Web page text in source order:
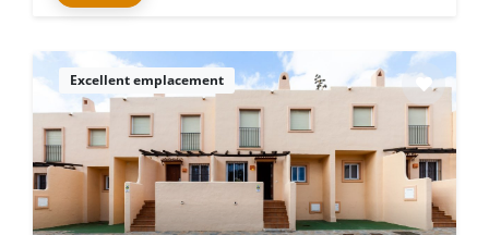
Excellent emplacement